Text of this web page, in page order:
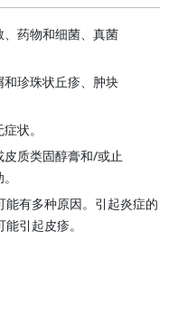
药物和细菌、真菌
珍珠状丘疹、肿块
状。
质类固醇膏和/或止
有多种原因。引起炎症的
引起皮疹。